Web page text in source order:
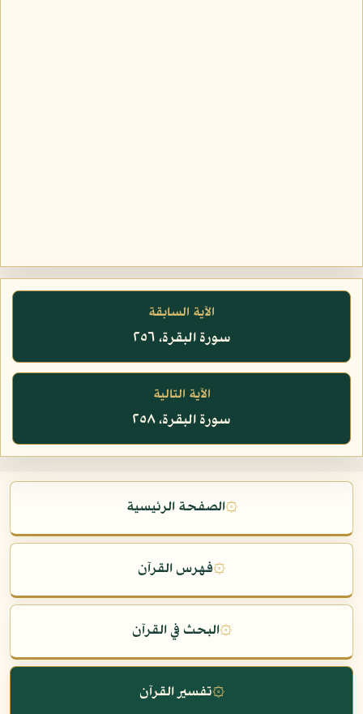
الآية السابقة
سورة البقرة، ٢٥٦
الآية التالية
سورة البقرة، ٢٥٨
۞الصفحة الرئيسية
۞فهرس القرآن
۞البحث في القرآن
۞تفسير القرآن